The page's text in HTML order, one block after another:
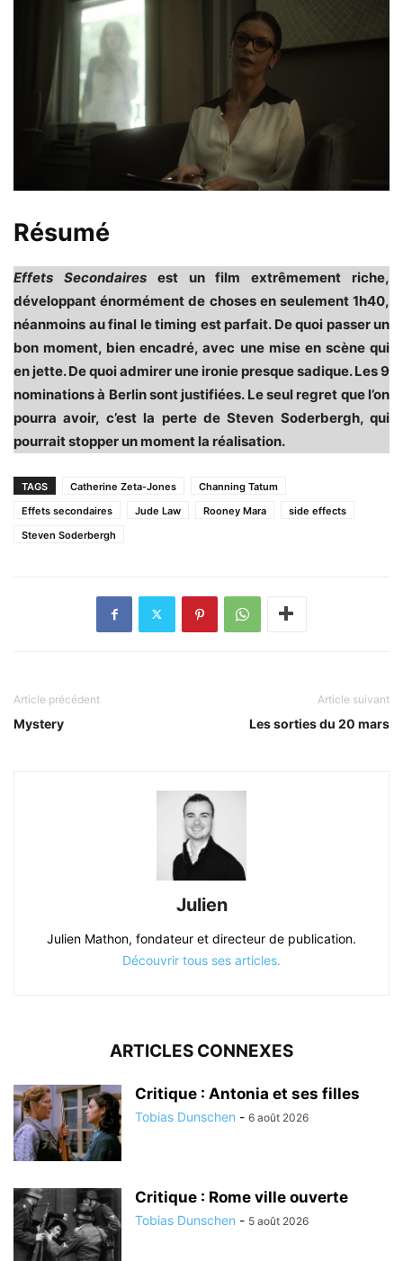
Résumé
Effets Secondairesest un film extrêmement riche,
développant énormément de choses en seulement 1h40,
néanmoins au final le timing est parfait. De quoi passer un
bon moment, bien encadré, avec une mise en scène qui
en jette. De quoi admirer une ironie presque sadique. Les 9
nominations à Berlin sont justifiées. Le seul regret que l’on
pourra avoir, c’est la perte de Steven Soderbergh, qui
pourrait stopper un moment la réalisation.
TAGS Catherine Zeta-Jones
Channing Tatum
Effets secondaires
Jude Law Rooney Mara
side effects
Steven Soderbergh
Article précédent
Mystery
Article suivant
Les sorties du 20 mars
Julien
Julien Mathon, fondateur et directeur de publication.
Découvrir tous ses articles.
ARTICLES CONNEXES
Critique : Antonia et ses filles
Tobias Dunschen - 6 août 2026
Critique : Rome ville ouverte
Tobias Dunschen - 5 août 2026